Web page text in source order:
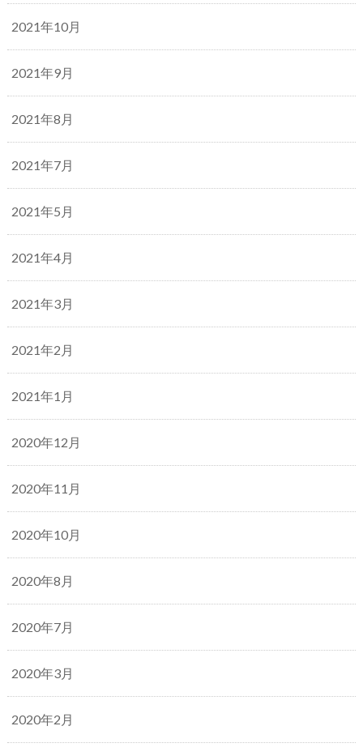
2021年10月
2021年9月
2021年8月
2021年7月
2021年5月
2021年4月
2021年3月
2021年2月
2021年1月
2020年12月
2020年11月
2020年10月
2020年8月
2020年7月
2020年3月
2020年2月